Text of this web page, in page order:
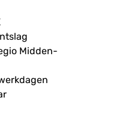
Midden-